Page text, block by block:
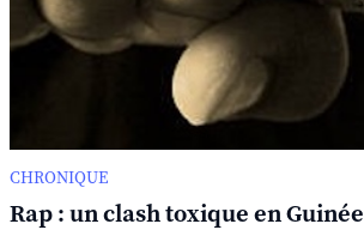
CHRONIQUE
Rap : un clash toxique en Guinée